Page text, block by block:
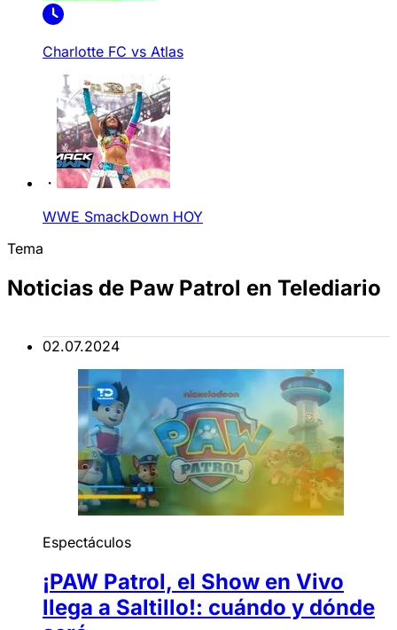
Charlotte FC vs Atlas
WWE SmackDown HOY
Tema
Noticias de Paw Patrol en Telediario
02.07.2024
Espectáculos
¡PAW Patrol, el Show en Vivo
llega a Saltillo!: cuándo y dónde